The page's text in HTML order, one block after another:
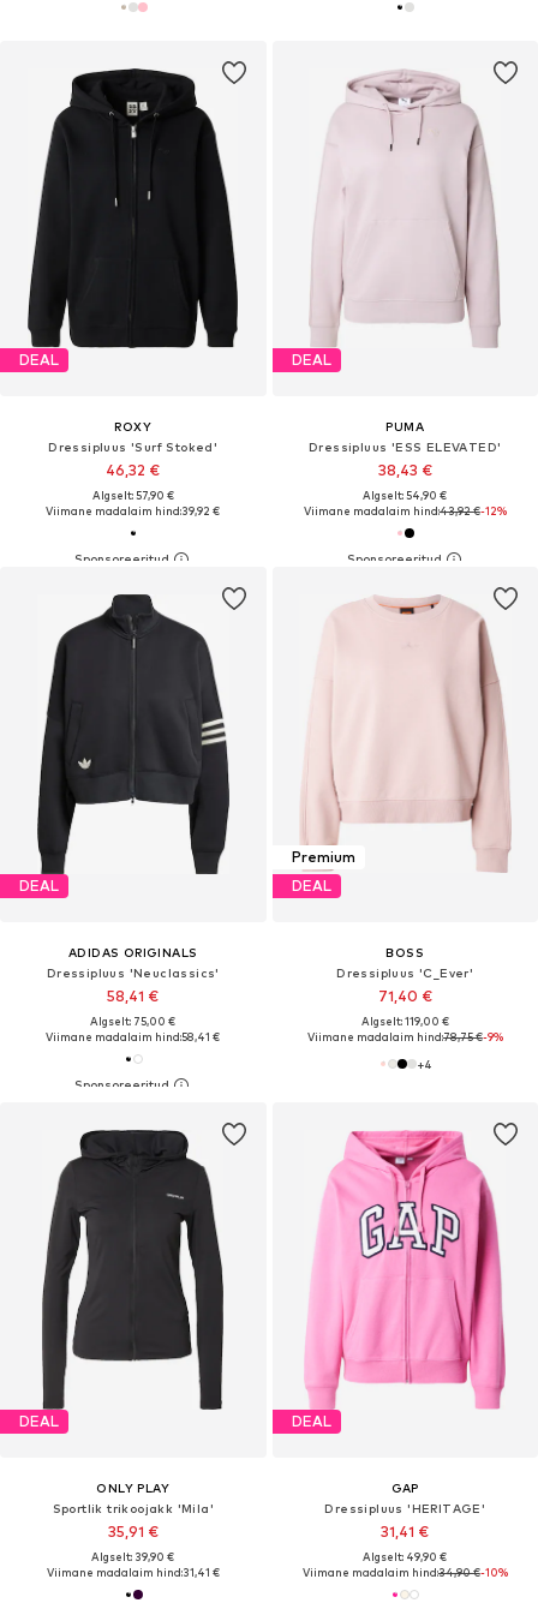
DEAL
ROXY
Dressipluus 'Surf Stoked'
46,32 €
Algselt: 57,90 €
Viimane madalaim hind:39,92 €
DEAL
PUMA
Dressipluus 'ESS ELEVATED'
38,43 €
Algselt: 54,90 €
Viimane madalaim hind:43,92 €-12%
DEAL
ADIDAS ORIGINALS
Dressipluus 'Neuclassics'
58,41 €
Algselt: 75,00 €
Viimane madalaim hind:58,41 €
Premium
DEAL
BOSS
Dressipluus 'C_Ever'
71,40 €
Algselt: 119,00 €
Viimane madalaim hind:78,75 €-9%
+4
DEAL
ONLY PLAY
Sportlik trikoojakk 'Mila'
35,91 €
Algselt: 39,90 €
Viimane madalaim hind:31,41 €
DEAL
GAP
Dressipluus 'HERITAGE'
31,41 €
Algselt: 49,90 €
Viimane madalaim hind:34,90 €-10%